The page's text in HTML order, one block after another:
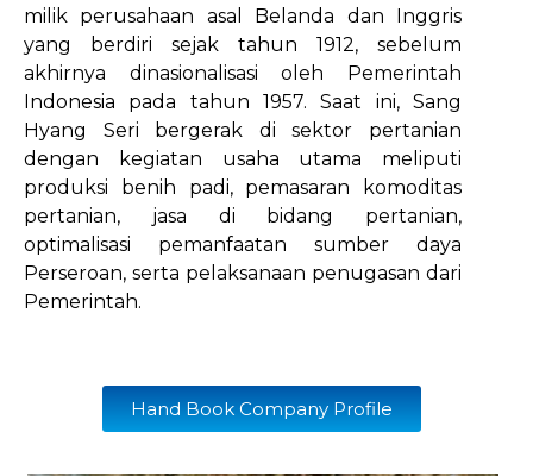
milik perusahaan asal Belanda dan Inggris
yang berdiri sejak tahun 1912, sebelum
akhirnya dinasionalisasi oleh Pemerintah
Indonesia pada tahun 1957. Saat ini, Sang
Hyang Seri bergerak di sektor pertanian
dengan kegiatan usaha utama meliputi
produksi benih padi, pemasaran komoditas
pertanian, jasa di bidang pertanian,
optimalisasi pemanfaatan sumber daya
Perseroan, serta pelaksanaan penugasan dari
Pemerintah.
Hand Book Company Profile